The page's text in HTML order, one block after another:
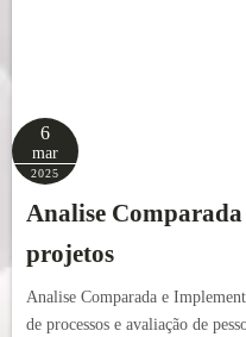
6
mar
2025
Analise
projetos
Analise Comparada e
de processos e avaliação de